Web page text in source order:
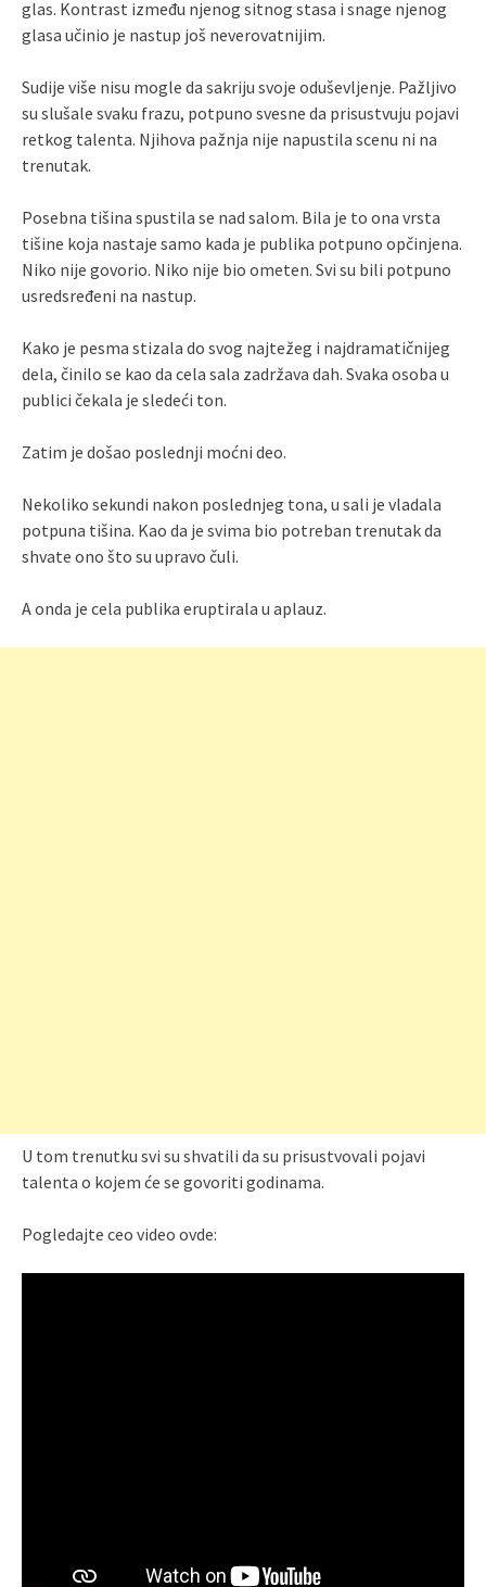
glas. Kontrast između njenog sitnog stasa i snage njenog
glasa učinio je nastup još neverovatnijim.
Sudije više nisu mogle da sakriju svoje oduševljenje. Pažljivo
su slušale svaku frazu, potpuno svesne da prisustvuju pojavi
retkog talenta. Njihova pažnja nije napustila scenu ni na
trenutak.
Posebna tišina spustila se nad salom. Bila je to ona vrsta
tišine koja nastaje samo kada je publika potpuno opčinjena.
Niko nije govorio. Niko nije bio ometen. Svi su bili potpuno
usredsređeni na nastup.
Kako je pesma stizala do svog najtežeg i najdramatičnijeg
dela, činilo se kao da cela sala zadržava dah. Svaka osoba u
publici čekala je sledeći ton.
Zatim je došao poslednji moćni deo.
Nekoliko sekundi nakon poslednjeg tona, u sali je vladala
potpuna tišina. Kao da je svima bio potreban trenutak da
shvate ono što su upravo čuli.
A onda je cela publika eruptirala u aplauz.
U tom trenutku svi su shvatili da su prisustvovali pojavi
talenta o kojem će se govoriti godinama.
Pogledajte ceo video ovde: